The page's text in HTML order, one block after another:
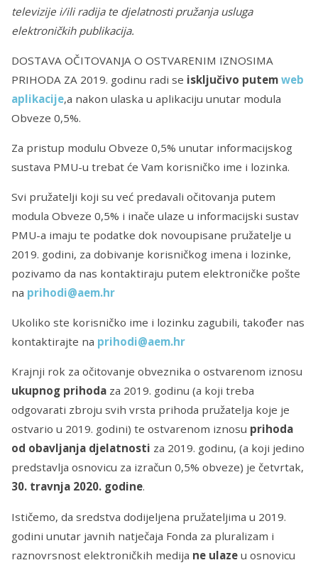
televizije i/ili radija te djelatnosti pružanja usluga
elektroničkih publikacija.
DOSTAVA OČITOVANJA O OSTVARENIM IZNOSIMA
PRIHODA ZA 2019. godinu radi se isključivo putem web
aplikacije,a nakon ulaska u aplikaciju unutar modula
Obveze 0,5%.
Za pristup modulu Obveze 0,5% unutar informacijskog
sustava PMU-u trebat će Vam korisničko ime i lozinka.
Svi pružatelji koji su već predavali očitovanja putem
modula Obveze 0,5% i inače ulaze u informacijski sustav
PMU-a imaju te podatke dok novoupisane pružatelje u
2019. godini, za dobivanje korisničkog imena i lozinke,
pozivamo da nas kontaktiraju putem elektroničke pošte
na prihodi@aem.hr
Ukoliko ste korisničko ime i lozinku zagubili, također nas
kontaktirajte na prihodi@aem.hr
Krajnji rok za očitovanje obveznika o ostvarenom iznosu
ukupnog prihoda za 2019. godinu (a koji treba
odgovarati zbroju svih vrsta prihoda pružatelja koje je
ostvario u 2019. godini) te ostvarenom iznosu prihoda
od obavljanja djelatnosti za 2019. godinu, (a koji jedino
predstavlja osnovicu za izračun 0,5% obveze) je četvrtak,
30. travnja 2020. godine.
Ističemo, da sredstva dodijeljena pružateljima u 2019.
godini unutar javnih natječaja Fonda za pluralizam i
raznovrsnost elektroničkih medija ne ulaze u osnovicu